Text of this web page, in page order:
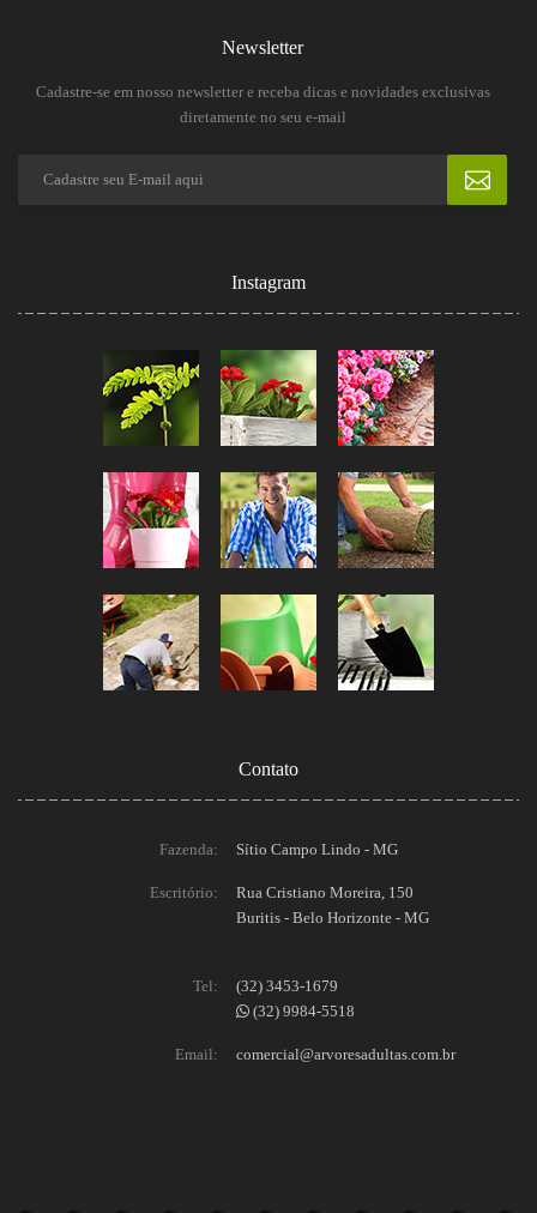
Newsletter
Cadastre-se em nosso newsletter e receba dicas e novidades exclusivas
diretamente no seu e-mail
Instagram
Contato
Fazenda: Sítio Campo Lindo - MG
Escritório:
Rua Cristiano Moreira, 150
Buritis - Belo Horizonte - MG
Tel:
(32) 3453-1679
(32) 9984-5518
Email: comercial@arvoresadultas.com.br